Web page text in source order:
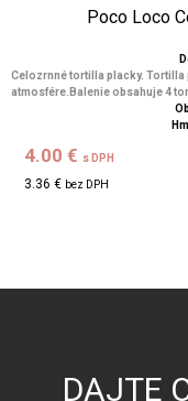
Poco Loco
Celozrnné tortilla placky. Tortilla
atmosfére.Balenie obsahuje 4
4.00 € s DPH
3.36 € bez DPH
DAJTE